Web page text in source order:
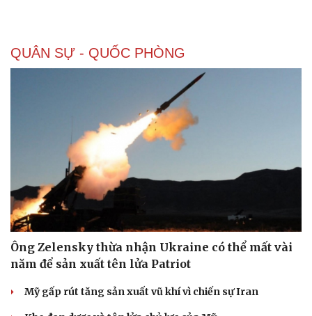
QUÂN SỰ - QUỐC PHÒNG
Ông Zelensky thừa nhận Ukraine có thể mất vài
năm để sản xuất tên lửa Patriot
Mỹ gấp rút tăng sản xuất vũ khí vì chiến sự Iran